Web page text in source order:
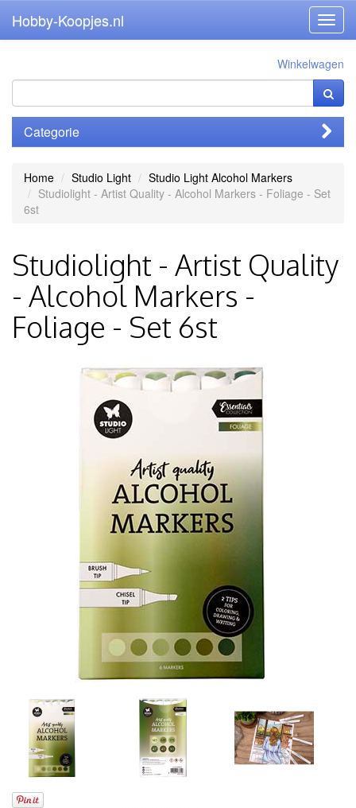
Hobby-Koopjes.nl
Winkelwagen
Categorie
Home Studio Light
Studio Light Alcohol Markers
Studiolight - Artist Quality - Alcohol Markers - Foliage - Set
6st
Studiolight - Artist Quality
- Alcohol Markers -
Foliage - Set 6st